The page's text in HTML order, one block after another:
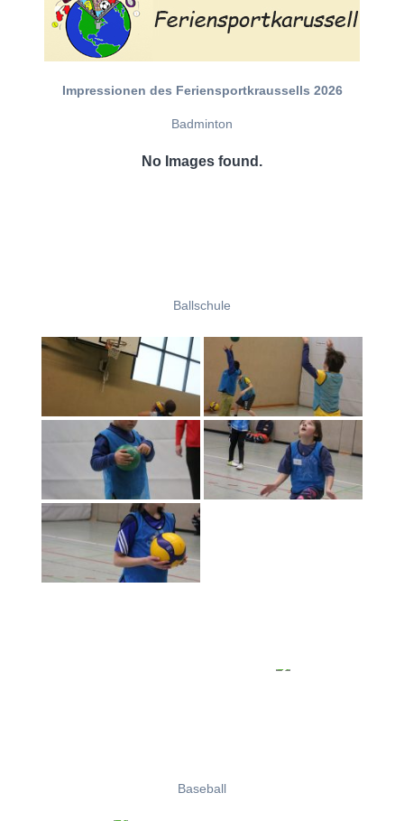
Impressionen des Feriensportkraussells 2026
Badminton
No Images found.
Ballschule
Baseball